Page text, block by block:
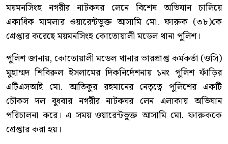
ময়মনসিংহ নগরীর নাটকঘর লেনে বিশেষ অভিযান চালিয়ে
একাধিক মামলার ওয়ারেন্টভুক্ত আসামি মো. ফারুক (৩৮)কে
গ্রেপ্তার করেছে ময়মনসিংহ কোতোয়ালী মডেল থানা পুলিশ।
পুলিশ জানায়, কোতোয়ালী মডেল থানার ভারপ্রাপ্ত কর্মকর্তা (ওসি)
মুহাম্মদ শিবিরুল ইসলামের দিকনির্দেশনায় ১নং পুলিশ ফাঁড়ির
এটিএসআই মো. আতিকুর রহমানের নেতৃত্বে পুলিশের একটি
চৌকস দল বুধবার নগরীর নাটকঘর লেন এলাকায় অভিযান
পরিচালনা করে। এ সময় ওয়ারেন্টভুক্ত আসামি মো. ফারুককে
গ্রেপ্তার করা হয়।